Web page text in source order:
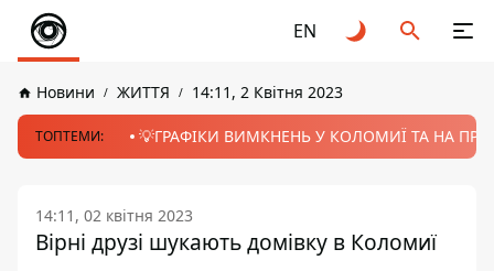
EN
Новини ЖИТТЯ 14:11, 2 Квітня 2023
ТОПТЕМИ: 💡ГРАФІКИ ВИМКНЕНЬ У КОЛОМИЇ ТА НА
14:11, 02 квітня 2023
Вірні друзі шукають домівку в Коломиї